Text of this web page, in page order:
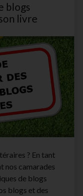
blogs
livre
? En tant
nos camarades
de blogs
blogs et des